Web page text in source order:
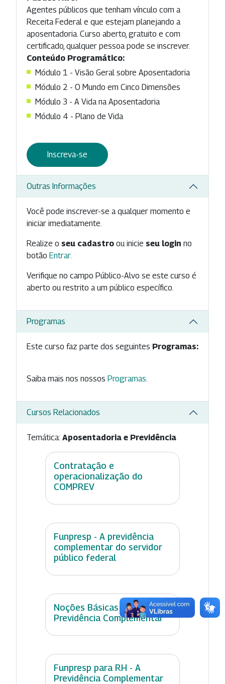
Agentes públicos que tenham vínculo com a
Receita Federal e que estejam planejando a
aposentadoria. Curso aberto, gratuito e com
certificado, qualquer pessoa pode se inscrever.
Conteúdo Programático:
Módulo 1 - Visão Geral sobre Aposentadoria
Módulo 2 - O Mundo em Cinco Dimensões
Módulo 3 - A Vida na Aposentadoria
Módulo 4 - Plano de Vida
Inscreva-se
Outras Informações
Você pode inscrever-se a qualquer momento e
iniciar imediatamente.
Realize o seu cadastro ou inicie seu login no
botão Entrar.
Verifique no campo Público-Alvo se este curso é
aberto ou restrito a um público específico.
Programas
Este curso faz parte dos seguintes Programas:
Saiba mais nos nossos Programas
Cursos Relacionados
Temática: Aposentadoria e Previdência
Contratação e
operacionalização do
COMPREV
Funpresp - A previdência
complementar do servidor
público federal
Noções Básicas em
Previdência Complementar
Funpresp para RH - A
Previdência Complementar